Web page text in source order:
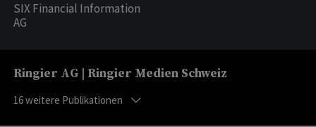
SIX Financial Information
AG
Ringier AG | Ringier Medien Schweiz
16weitere Publikationen